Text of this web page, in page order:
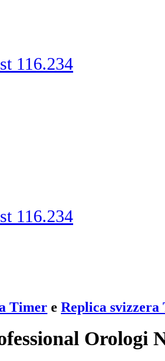
116.234
116.234
Timer e Replica svizzera
Orologi